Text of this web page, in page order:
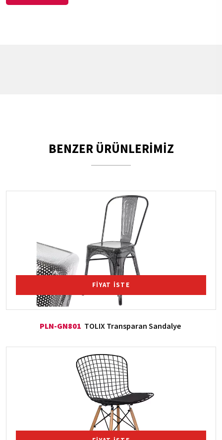
BENZER ÜRÜNLERİMİZ
FİYAT İSTE
PLN-GN801 TOLIX Transparan Sandalye